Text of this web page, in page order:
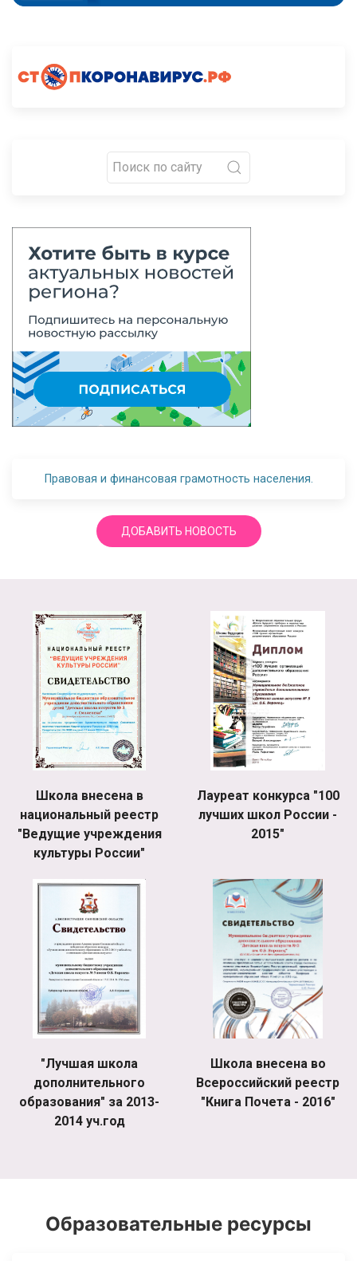
Правовая и финансовая грамотность населения.
ДОБАВИТЬ НОВОСТЬ
Школа внесена в
национальный реестр
"Ведущие учреждения
культуры России"
Лауреат конкурса "100
лучших школ России -
2015"
"Лучшая школа
дополнительного
образования" за 2013-
2014 уч.год
Школа внесена во
Всероссийский реестр
"Книга Почета - 2016"
Образовательные ресурсы